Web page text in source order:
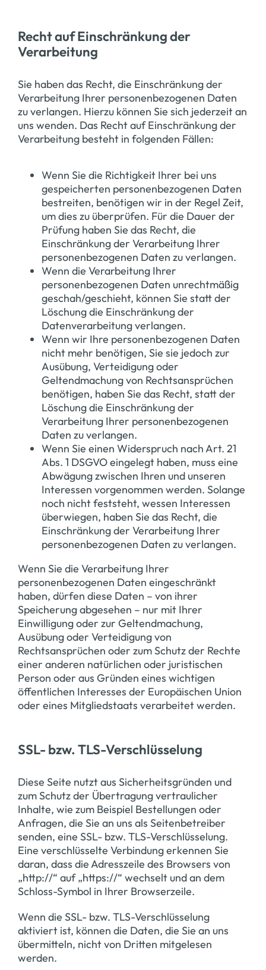
Recht auf Einschränkung der
Verarbeitung
Sie haben das Recht, die Einschränkung der
Verarbeitung Ihrer personenbezogenen Daten
zu verlangen. Hierzu können Sie sich jederzeit an
uns wenden. Das Recht auf Einschränkung der
Verarbeitung besteht in folgenden Fällen:
Wenn Sie die Richtigkeit Ihrer bei uns
gespeicherten personenbezogenen Daten
bestreiten, benötigen wir in der Regel Zeit,
um dies zu überprüfen. Für die Dauer der
Prüfung haben Sie das Recht, die
Einschränkung der Verarbeitung Ihrer
personenbezogenen Daten zu verlangen.
Wenn die Verarbeitung Ihrer
personenbezogenen Daten unrechtmäßig
geschah/geschieht, können Sie statt der
Löschung die Einschränkung der
Datenverarbeitung verlangen.
Wenn wir Ihre personenbezogenen Daten
nicht mehr benötigen, Sie sie jedoch zur
Ausübung, Verteidigung oder
Geltendmachung von Rechtsansprüchen
benötigen, haben Sie das Recht, statt der
Löschung die Einschränkung der
Verarbeitung Ihrer personenbezogenen
Daten zu verlangen.
Wenn Sie einen Widerspruch nach Art. 21
Abs. 1 DSGVO eingelegt haben, muss eine
Abwägung zwischen Ihren und unseren
Interessen vorgenommen werden. Solange
noch nicht feststeht, wessen Interessen
überwiegen, haben Sie das Recht, die
Einschränkung der Verarbeitung Ihrer
personenbezogenen Daten zu verlangen.
Wenn Sie die Verarbeitung Ihrer
personenbezogenen Daten eingeschränkt
haben, dürfen diese Daten – von ihrer
Speicherung abgesehen – nur mit Ihrer
Einwilligung oder zur Geltendmachung,
Ausübung oder Verteidigung von
Rechtsansprüchen oder zum Schutz der Rechte
einer anderen natürlichen oder juristischen
Person oder aus Gründen eines wichtigen
öffentlichen Interesses der Europäischen Union
oder eines Mitgliedstaats verarbeitet werden.
SSL- bzw. TLS-Verschlüsselung
Diese Seite nutzt aus Sicherheitsgründen und
zum Schutz der Übertragung vertraulicher
Inhalte, wie zum Beispiel Bestellungen oder
Anfragen, die Sie an uns als Seitenbetreiber
senden, eine SSL- bzw. TLS-Verschlüsselung.
Eine verschlüsselte Verbindung erkennen Sie
daran, dass die Adresszeile des Browsers von
„http://“ auf „https://“ wechselt und an dem
Schloss-Symbol in Ihrer Browserzeile.
Wenn die SSL- bzw. TLS-Verschlüsselung
aktiviert ist, können die Daten, die Sie an uns
übermitteln, nicht von Dritten mitgelesen
werden.